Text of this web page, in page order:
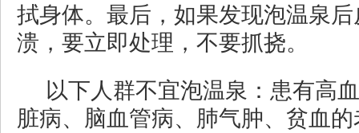
拭身体。最后，如果发现泡温泉
溃，要立即处理，不要抓挠。
以下人群不宜泡温泉：患有高
脏病、脑血管病、肺气肿、贫血